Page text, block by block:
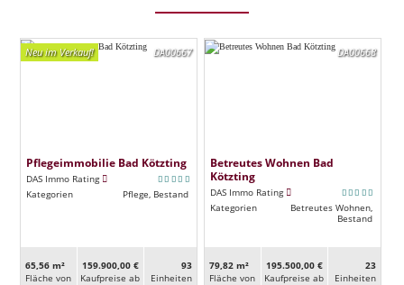
DA00667
Neu im Verkauf!
Pflegeimmobilie Bad Kötzting
DAS Immo Rating
Kategorien
Pflege, Bestand
65,56 m²
Fläche von
159.900,00 €
Kaufpreise ab
93
Ein­heiten
DA00668
Betreutes Wohnen Bad
Kötzting
DAS Immo Rating
Kategorien
Betreutes Wohnen,
Bestand
79,82 m²
Fläche von
195.500,00 €
Kaufpreise ab
23
Ein­heiten